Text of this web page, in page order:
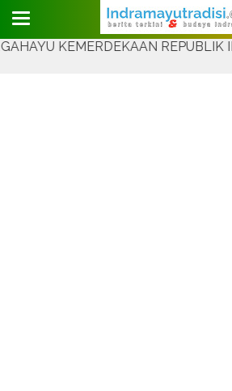
Judul Website
KEMERDEKAAN REPUBLIK